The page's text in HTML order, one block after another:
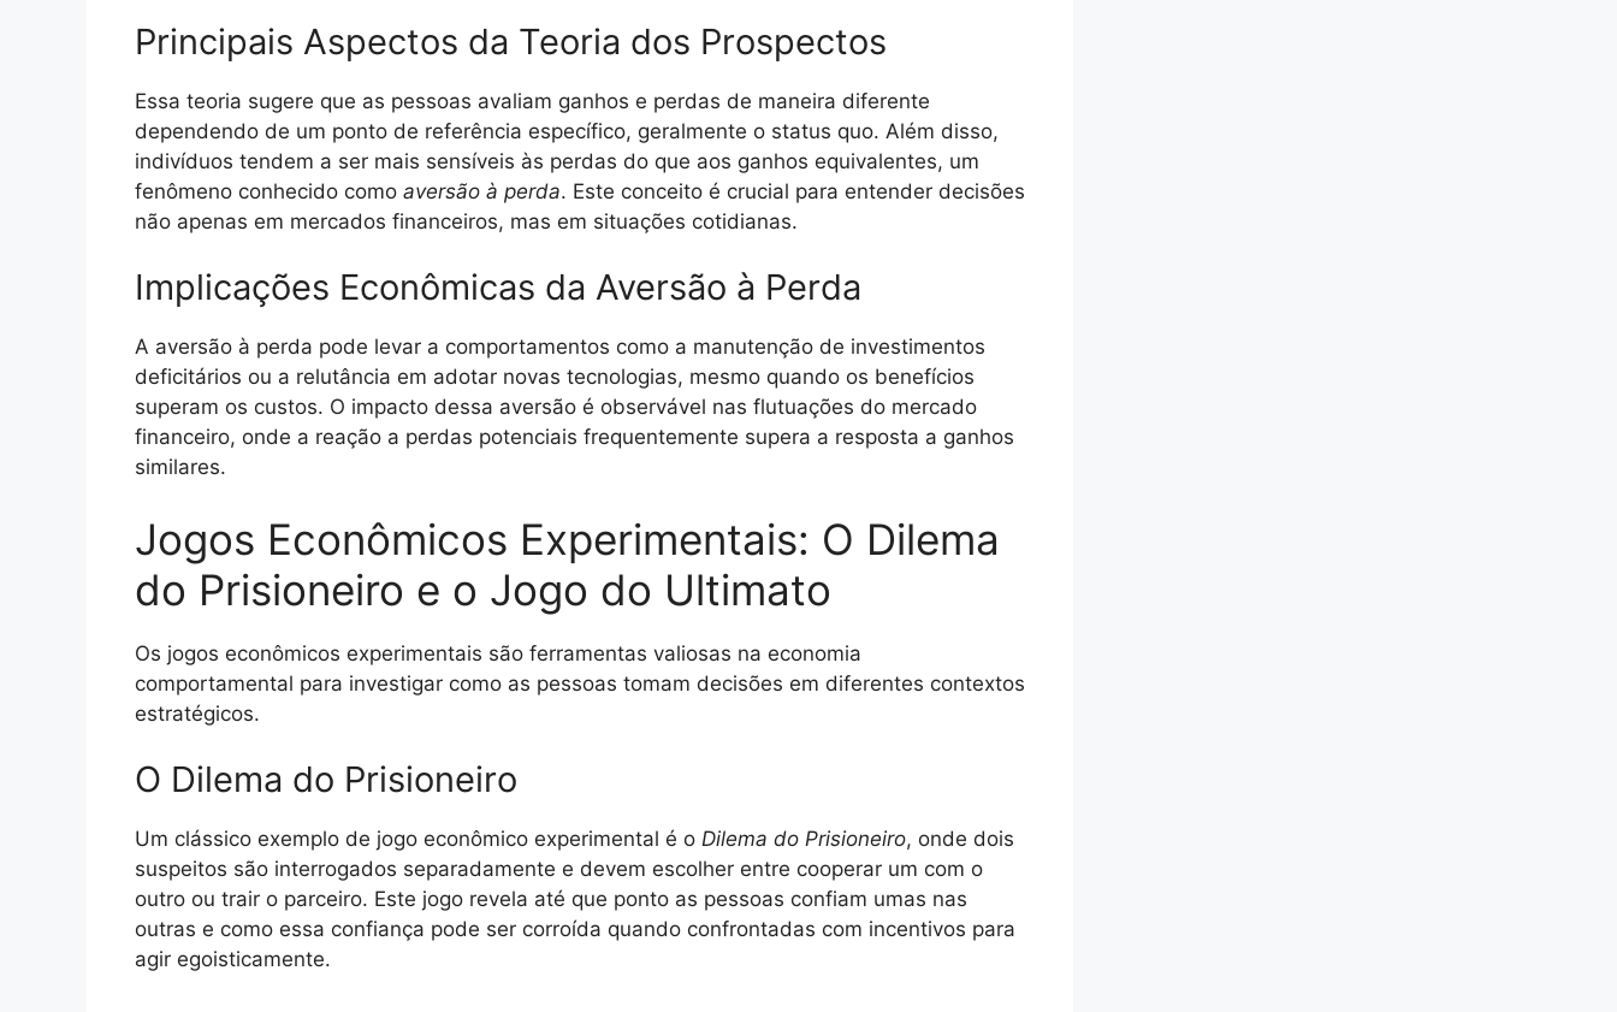
Principais Aspectos da Teoria dos Prospectos
Essa teoria sugere que as pessoas avaliam ganhos e perdas de maneira diferente
dependendo de um ponto de referência específico, geralmente o status quo. Além disso,
indivíduos tendem a ser mais sensíveis às perdas do que aos ganhos equivalentes, um
fenômeno conhecido como aversão à perda. Este conceito é crucial para entender decisões
não apenas em mercados financeiros, mas em situações cotidianas.
Implicações Econômicas da Aversão à Perda
A aversão à perda pode levar a comportamentos como a manutenção de investimentos
deficitários ou a relutância em adotar novas tecnologias, mesmo quando os benefícios
superam os custos. O impacto dessa aversão é observável nas flutuações do mercado
financeiro, onde a reação a perdas potenciais frequentemente supera a resposta a ganhos
similares.
Jogos Econômicos Experimentais: O Dilema
do Prisioneiro e o Jogo do Ultimato
Os jogos econômicos experimentais são ferramentas valiosas na economia
comportamental para investigar como as pessoas tomam decisões em diferentes contextos
estratégicos.
O Dilema do Prisioneiro
Um clássico exemplo de jogo econômico experimental é o Dilema do Prisioneiro, onde dois
suspeitos são interrogados separadamente e devem escolher entre cooperar um com o
outro ou trair o parceiro. Este jogo revela até que ponto as pessoas confiam umas nas
outras e como essa confiança pode ser corroída quando confrontadas com incentivos para
agir egoisticamente.